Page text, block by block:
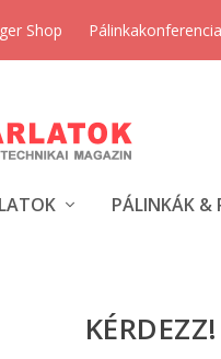
Shop Pálinkakonferencia
PÁLINKÁK &